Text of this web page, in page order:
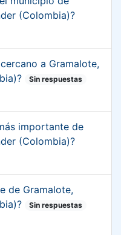
(Colombia)?
a Gramalote,
Sin respuestas
importante de
(Colombia)?
de Gramalote,
Sin respuestas